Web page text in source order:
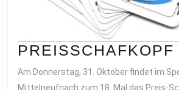
PREISSCHAFKOPF
Am Donnerstag, 31. Oktober findet im Sportheim in
Mittelneufnach zum 18. Mal das Preis-